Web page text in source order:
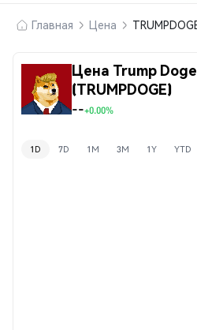
Главная Цена
Цена Trump Doge
(TRUMPDOGE)
--+0.00%
1D 7D 1M 3M 1Y YTD